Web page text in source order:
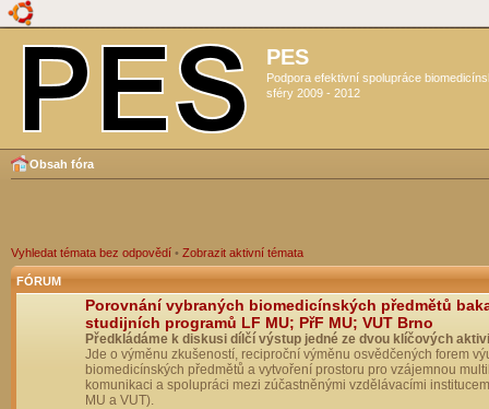
PES
Podpora efektivní spolupráce
sféry 2009 - 2012
Obsah fóra
Vyhledat témata bez odpovědí • Zobrazit aktivní témata
FÓRUM
Porovnání vybraných biomedicínských předmětů
studijních programů LF MU; PřF MU; VUT Brno
Předkládáme k diskusi dílčí výstup jedné ze dvou klíčových
Jde o výměnu zkušeností, reciproční výměnu osvědčených forem
biomedicínských předmětů a vytvoření prostoru pro vzájemnou
komunikaci a spolupráci mezi zúčastněnými vzdělávacími
MU a VUT).